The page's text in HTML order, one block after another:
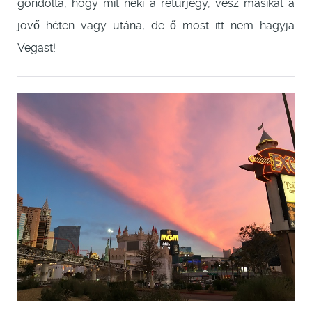
gondolta, hogy mit neki a retúrjegy, vesz másikat a
jövő héten vagy utána, de ő most itt nem hagyja
Vegast!